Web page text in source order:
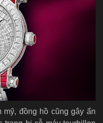
mỹ, đồng hồ cũng gây ấn